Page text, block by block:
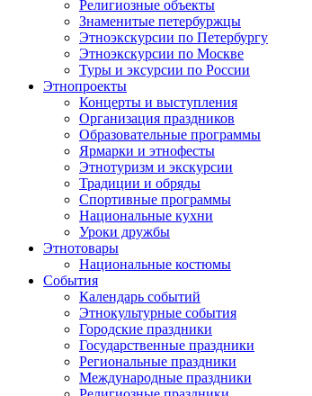
Религиозные объекты
Знаменитые петербуржцы
Этноэкскурсии по Петербургу
Этноэкскурсии по Москве
Туры и эксурсии по России
Этнопроекты
Концерты и выступления
Организация праздников
Образовательные программы
Ярмарки и этнофесты
Этнотуризм и экскурсии
Традиции и обряды
Спортивные программы
Национальные кухни
Уроки дружбы
Этнотовары
Национальные костюмы
События
Календарь событий
Этнокультурные события
Городские праздники
Государственные праздники
Региональные праздники
Международные праздники